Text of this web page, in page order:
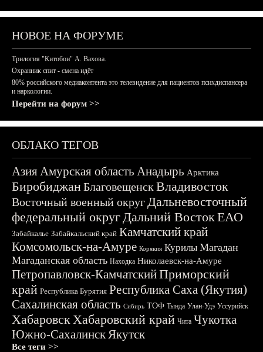
НОВОЕ НА ФОРУМЕ
Трилогия "Китобои" А. Вахова.
Охранник спит - смена идёт
80% российского медиаконтента это телевидение для пациентов психдиспансера
и наркологии.
Перейти на форум >>
ОБЛАКО ТЕГОВ
АзияАмурская область Анадырь Арктика
БиробиджанБлаговещенскВладивосток
Восточный военный округДальневосточный
федеральный округДальний ВостокЕАО
Забайкалье Забайкальский край Камчатский край
Комсомольск-на-Амуре Корякия Курилы Магадан
Магаданская область Находка Николаевск-на-Амуре
Петропавловск-КамчатскийПриморский
край Республика Бурятия Республика Саха (Якутия)
Сахалинская область Сибирь ТОФ Тында Улан-Удэ Уссурийск
ХабаровскХабаровский край Чита Чукотка
Южно-СахалинскЯкутск
Все теги >>